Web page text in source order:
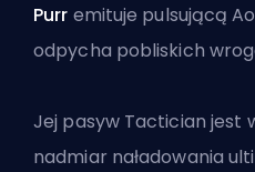
Purr emituje pulsującą
odpycha pobliskich
Jej pasyw Tactician jest
nadmiar naładowania